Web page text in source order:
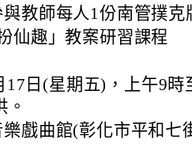
教師每人1份南管撲克
仙趣」教案研習課程
17日(星期五)，上午9時
戲曲館(彰化市平和七